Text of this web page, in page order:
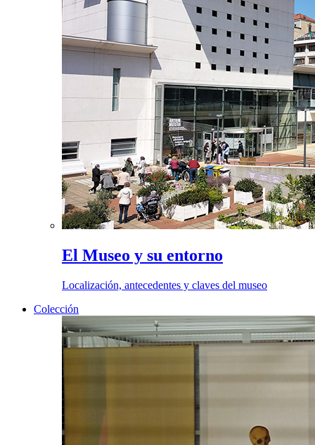
El Museo y su entorno
Localización, antecedentes y claves del museo
Colección